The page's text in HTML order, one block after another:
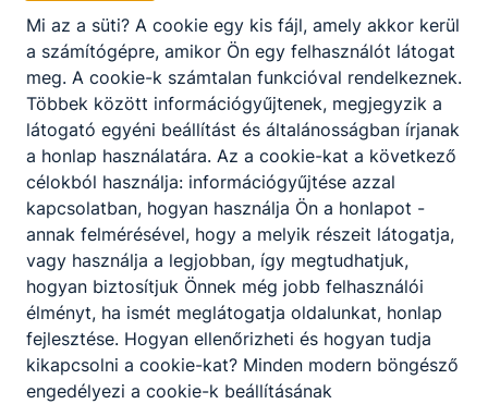
Beiratkozási információk, tájékoztatók,
jelentkezési lapok
Csatolt fájlok
Alkalmassági vizsgálatok időpontjai
Letöltés
Adatkezelési hozzájárulás
Letöltés
Mi az a süti? A cookie egy kis fájl, amely akkor kerül
a számítógépre, amikor Ön egy felhasználót látogat
meg. A cookie-k számtalan funkcióval rendelkeznek.
Többek között információgyűjtenek, megjegyzik a
látogató egyéni beállítást és általánosságban írjanak
a honlap használatára. Az a cookie-kat a következő
célokból használja: információgyűjtése azzal
kapcsolatban, hogyan használja Ön a honlapot -
annak felmérésével, hogy a melyik részeit látogatja,
vagy használja a legjobban, így megtudhatjuk,
hogyan biztosítjuk Önnek még jobb felhasználói
élményt, ha ismét meglátogatja oldalunkat, honlap
fejlesztése. Hogyan ellenőrizheti és hogyan tudja
kikapcsolni a cookie-kat? Minden modern böngésző
engedélyezi a cookie-k beállításának